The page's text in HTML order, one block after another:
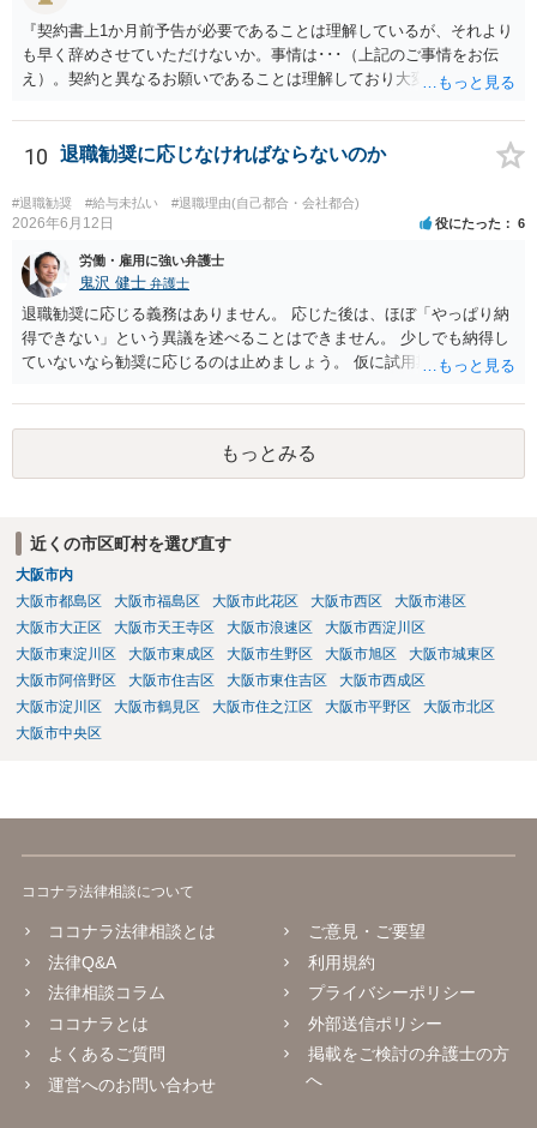
『契約書上1か月前予告が必要であることは理解しているが、それより
も早く辞めさせていただけないか。事情は･･･（上記のご事情をお伝
え）。契約と異なるお願いであることは理解しており大変申し訳ない
しょうか。 先方は事業の一環として業務委託をしていますので、契約
書の内容をベースに話をしてくるものと思います。 ですので、契約の
規定を理解していることを示した上で、それでもなお事情があるため
真摯にお願いしたい、とお伝えした方が、多少は話が進みやすいかと
思います。
10 退職勧奨に応じなければならないのか
#退職勧奨 #給与未払い #退職理由(自己都合・会社都合)
2026年6月12日 役にたった 6
労働・雇用に強い弁護士
鬼沢 健士 弁護士
退職勧奨に応じる義務はありません。 応じた後は、ほぼ「やっぱり納
得できない」という異議を述べることはできません。 少しでも納得し
ていないなら勧奨に応じるのは止めましょう。 仮に試用期間満了時に
もっとみる
近くの市区町村を選び直す
大阪市内
大阪市都島区
大阪市福島区 大阪市此花区 大阪市西区
大阪市港区
大阪市大正区
大阪市天王寺区 大阪市浪速区
大阪市西淀川区
大阪市東淀川区
大阪市東成区 大阪市生野区 大阪市旭区
大阪市城東区
大阪市阿倍野区
大阪市住吉区 大阪市東住吉区
大阪市西成区
大阪市淀川区
大阪市鶴見区 大阪市住之江区 大阪市平野区
大阪市北区
大阪市中央区
ココナラ法律相談について
ココナラ法律相談とは
法律Q&A
法律相談コラム
ココナラとは
よくあるご質問
運営へのお問い合わせ
ご意見・ご要望
利用規約
プライバシーポリシー
外部送信ポリシー
掲載をご検討の弁護士の方
へ